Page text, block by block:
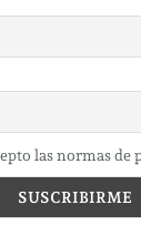
las normas de